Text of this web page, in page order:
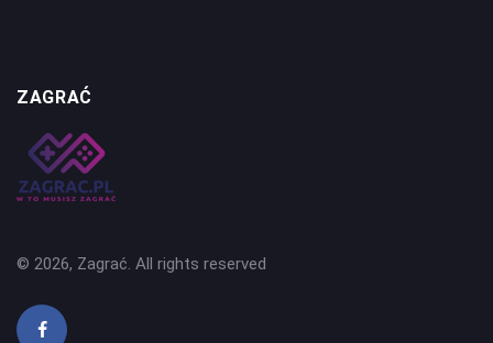
ZAGRAĆ
© 2026, Zagrać. All rights reserved